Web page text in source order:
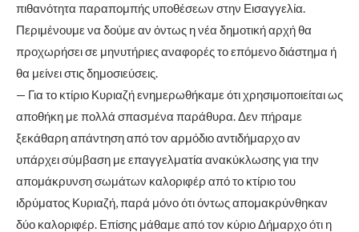
πιθανότητα παραπομπής υποθέσεων στην Εισαγγελία.
Περιμένουμε να δούμε αν όντως η νέα δημοτική αρχή θα
προχωρήσει σε μηνυτήριες αναφορές το επόμενο διάστημα ή
θα μείνει στις δημοσιεύσεις.
— Για το κτίριο Κυριαζή ενημερωθήκαμε ότι χρησιμοποιείται ως
αποθήκη με πολλά σπασμένα παράθυρα. Δεν πήραμε
ξεκάθαρη απάντηση από τον αρμόδιο αντιδήμαρχο αν
υπάρχει σύμβαση με επαγγελματία ανακύκλωσης για την
απομάκρυνση σωμάτων καλοριφέρ από το κτίριο του
ιδρύματος Κυριαζή, παρά μόνο ότι όντως απομακρύνθηκαν
δύο καλοριφέρ. Επίσης μάθαμε από τον κύριο Δήμαρχο ότι η